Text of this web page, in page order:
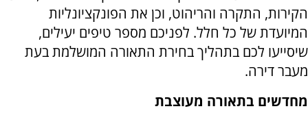
הקירות, התקרה והריהוט, וכן את הפונקציונליות
המיועדת של כל חלל. לפניכם מספר טיפים יעילים,
שיסייעו לכם בתהליך בחירת התאורה המושלמת בעת
מעבר דירה.
מחדשים בתאורה מעוצבת